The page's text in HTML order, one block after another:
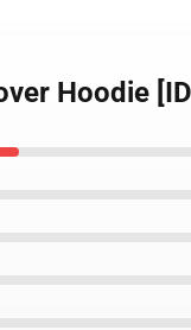
Hoodie